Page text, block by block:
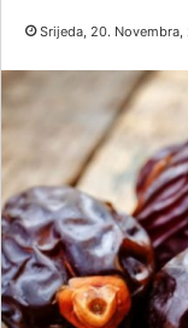
Srijeda, 20. Novembra,